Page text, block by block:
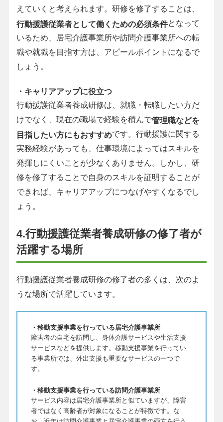
えていくと考えられます。研修を修了することは、
行動援護従業者として働くための必須条件となって
いるため、居宅介護事業所や訪問介護事業所への転
職や就職を目指す方は、アピールポイントになるで
しょう。
・キャリアアップに役立つ
行動援護従業者養成研修は、就職・転職したい方だ
けでなく、現在の職場で経験を積んで管理職などを
目指したい方にもおすすめです。行動援護に関する
実務経験があっても、仕事環境によってはスキルを
発揮しにくいことが少なくありません。しかし、研
修を修了することで自身のスキルを証明することが
できれば、キャリアアップにつなげやすくなるでし
ょう。
4.行動援護従業者養成研修の修了者が
活躍する場所
行動援護従業者養成研修の修了者の多くは、次のよ
うな場所で活躍しています。
・移動支援事業を行っている居宅介護事業所
障害者の自宅を訪問し、身体介護サービスや生活支援
サービスなどを提供します。移動支援事業を行ってい
る事業所では、外出支援も重要なサービスの一つで
す。
・移動支援事業を行っている訪問介護事業所
サービス内容は居宅介護事業所と似ていますが、障害
者ではなく高齢者が対象になることが特徴です。な